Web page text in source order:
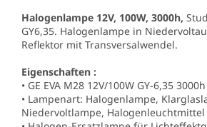
Halogenlampe 12V, 100W, 3000h,
GY6,35. Halogenlampe in
Reflektor mit Transversalwendel.
Eigenschaften :
• GE EVA M28 12V/100W GY-6,35 3000h
• Lampenart: Halogenlampe,
Niedervoltlampe, Halogenleuchtmittel